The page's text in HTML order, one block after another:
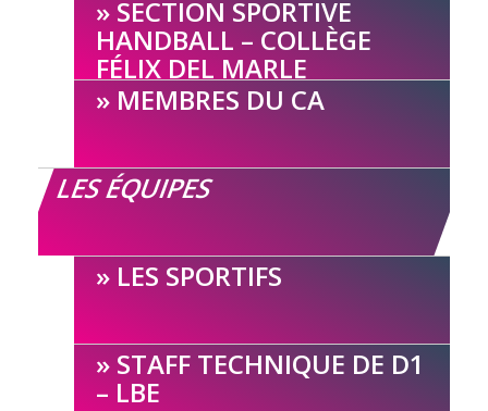
SECTION SPORTIVE
HANDBALL – COLLÈGE
FÉLIX DEL MARLE
MEMBRES DU CA
LES ÉQUIPES
LES SPORTIFS
STAFF TECHNIQUE DE D1
– LBE